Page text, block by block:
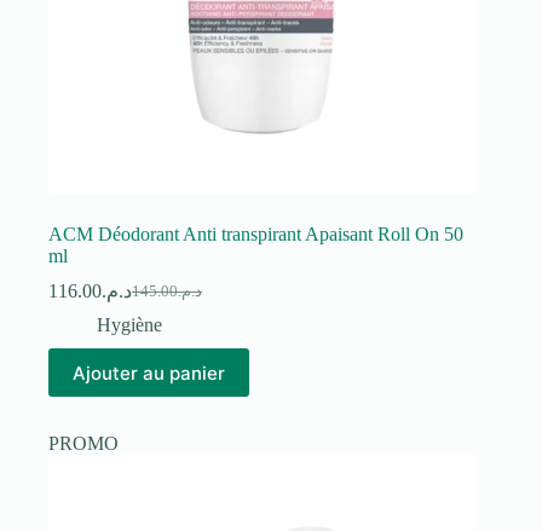
ACM Déodorant Anti transpirant Apaisant Roll On 50
ml
د.م.145.00
Le
prix
initial
était :
د.م.116.00
Le
prix
actuel
est :
Hygiène
Ajouter au panier
PROMO